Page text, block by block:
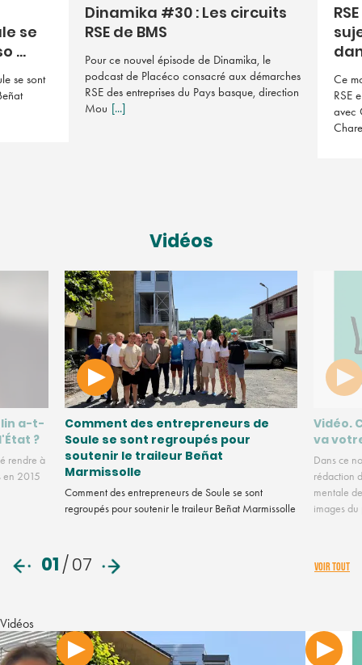
se
...
se sont
Dinamika #30 : Les circuits
RSE de BMS
Pour ce nouvel épisode de Dinamika, le
podcast de Placéco consacré aux démarches
RSE des entreprises du Pays basque, direction
Mou [...]
Ce
RSE
avec
Vidéos
a-t-
?
rendre à
en 2015
Comment des entrepreneurs de
Soule se sont regroupés pour
soutenir le traileur Beñat
Marmissolle
Comment des entrepreneurs de Soule se sont
regroupés pour soutenir le traileur Beñat Marmissolle
Vidéo.
va
Dans ce
rédaction
mentale
images
01/07 VOIR TOUT
Vidéos